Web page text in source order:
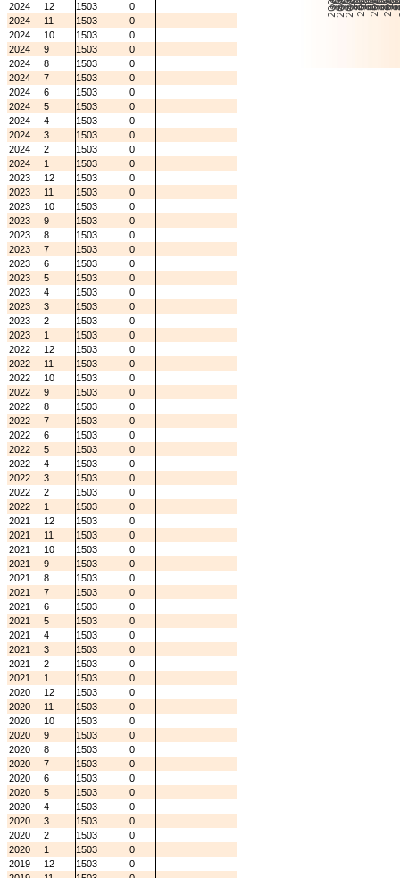
2024
12 1503
0
2024
11 1503
0
2024
10 1503
0
2024
9 1503
0
2024
8 1503
0
2024
7 1503
0
2024
6 1503
0
2024
5 1503
0
2024
4 1503
0
2024
3 1503
0
2024
2 1503
0
2024
1 1503
0
2023
12 1503
0
2023
11 1503
0
2023
10 1503
0
2023
9 1503
0
2023
8 1503
0
2023
7 1503
0
2023
6 1503
0
2023
5 1503
0
2023
4 1503
0
2023
3 1503
0
2023
2 1503
0
2023
1 1503
0
2022
12 1503
0
2022
11 1503
0
2022
10 1503
0
2022
9 1503
0
2022
8 1503
0
2022
7 1503
0
2022
6 1503
0
2022
5 1503
0
2022
4 1503
0
2022
3 1503
0
2022
2 1503
0
2022
1 1503
0
2021
12 1503
0
2021
11 1503
0
2021
10 1503
0
2021
9 1503
0
2021
8 1503
0
2021
7 1503
0
2021
6 1503
0
2021
5 1503
0
2021
4 1503
0
2021
3 1503
0
2021
2 1503
0
2021
1 1503
0
2020
12 1503
0
2020
11 1503
0
2020
10 1503
0
2020
9 1503
0
2020
8 1503
0
2020
7 1503
0
2020
6 1503
0
2020
5 1503
0
2020
4 1503
0
2020
3 1503
0
2020
2 1503
0
2020
1 1503
0
2019
12 1503
0